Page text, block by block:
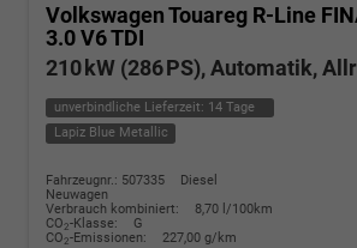
Volkswagen Touareg R-Line
3.0 V6 TDI
210 kW (286 PS), Automatik,
unverbindliche Lieferzeit: 14 Tage
Lapiz Blue Metallic
Fahrzeugnr.: 507335
Diesel
Neuwagen
Verbrauch kombiniert:
8,70 l/100km
CO2-Klasse:
G
CO2-Emissionen: 227,00 g/km